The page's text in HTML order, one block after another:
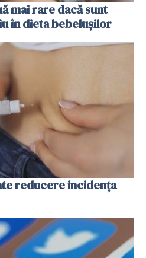
mai rare dacă sunt
în dieta bebelușilor
reducere incidența